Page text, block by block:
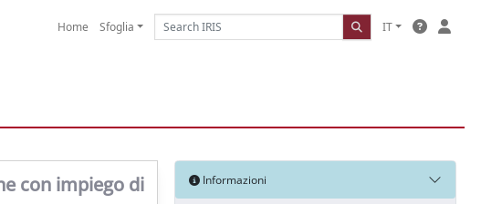
Home Sfoglia IT
con impiego di
Informazioni